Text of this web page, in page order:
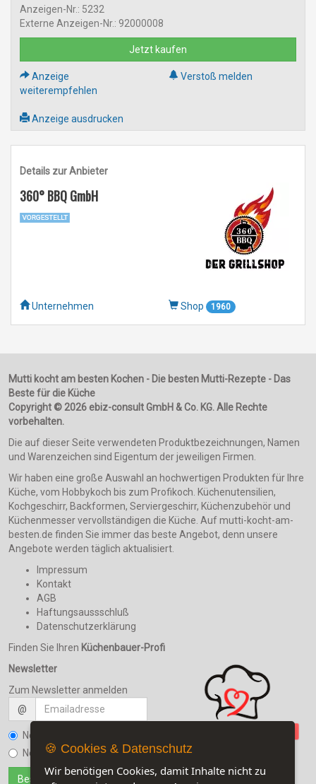
Anzeigen-Nr.: 5232
Externe Anzeigen-Nr.: 92000008
Jetzt kaufen
Anzeige
weiterempfehlen
Verstoß melden
Anzeige ausdrucken
Details zur Anbieter
360° BBQ GmbH
Unternehmen Shop 1960
Mutti kocht am besten Kochen - Die besten Mutti-Rezepte - Das
Beste für die Küche
Copyright © 2026 ebiz-consult GmbH & Co. KG. Alle Rechte
vorbehalten.
Die auf dieser Seite verwendeten Produktbezeichnungen, Namen
und Warenzeichen sind Eigentum der jeweiligen Firmen.
Wir haben eine große Auswahl an hochwertigen Produkten für Ihre
Küche, vom Hobbykoch bis zum Profikoch. Küchenutensilien,
Kochgeschirr, Backformen, Serviergeschirr, Küchenzubehör und
Küchenmesser vervollständigen die Küche. Auf mutti-kocht-am-
besten.de finden Sie immer das beste Angebot, denn unsere
Angebote werden täglich aktualisiert.
Impressum
Kontakt
AGB
Haftungsaussschluß
Datenschutzerklärung
Finden Sie Ihren Küchenbauer-Profi
Newsletter
Zum Newsletter anmelden
@
Newsletter bestellen
Newsletter kündigen
🍪 Cookies & Datenschutz
Wir benötigen Cookies, damit Inhalte nicht zu